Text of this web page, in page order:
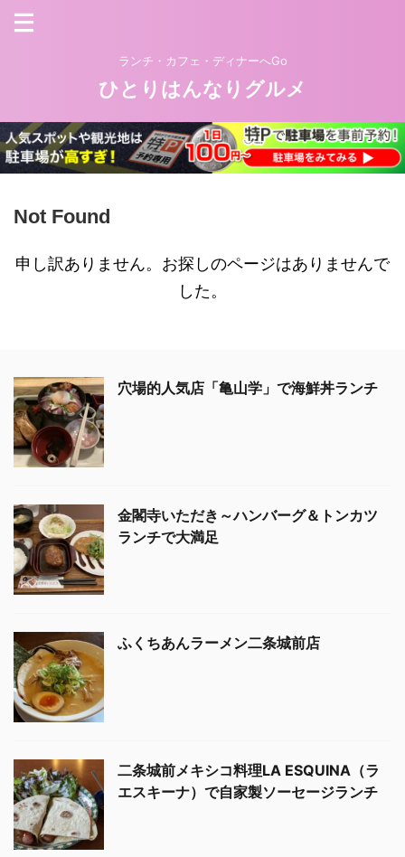
ランチ・カフェ・ディナーへGo
ひとりはんなりグルメ
Not Found
申し訳ありません。お探しのページはありませんで
した。
穴場的人気店「亀山学」で海鮮丼ランチ
金閣寺いただき～ハンバーグ＆トンカツ
ランチで大満足
ふくちあんラーメン二条城前店
二条城前メキシコ料理LA ESQUINA（ラ
エスキーナ）で自家製ソーセージランチ